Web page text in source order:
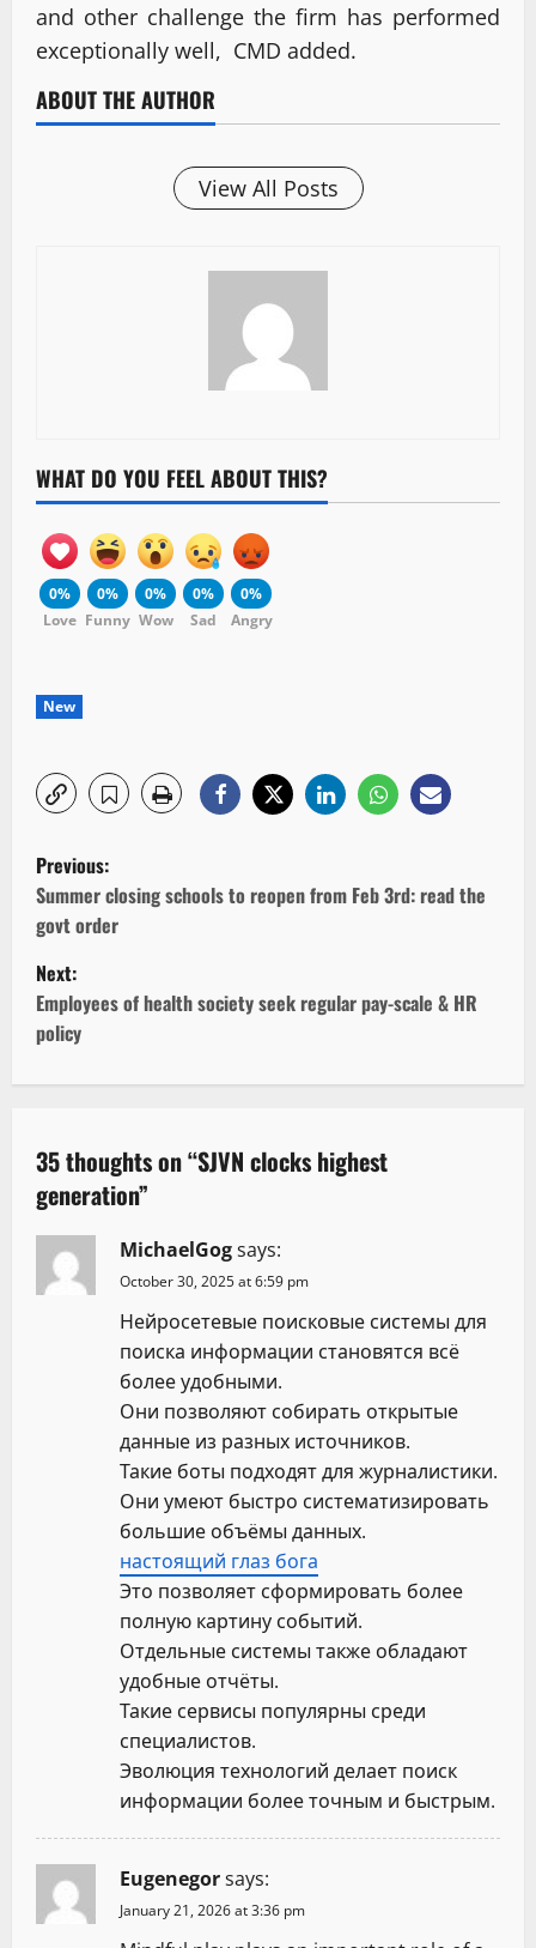
and other challenge the firm has performed
exceptionally well, CMD added.
ABOUT THE AUTHOR
View All Posts
WHAT DO YOU FEEL ABOUT THIS?
0%
Love
0%
Funny
0%
Wow
0%
Sad
0%
Angry
New
P
o
s
t
n
v
i
a
Previous:
Summer closing schools to reopen from Feb 3rd: read the
govt order
Next:
Employees of health society seek regular pay-scale & HR
policy
35 thoughts on “SJVN clocks highest
generation”
MichaelGogsays:
October 30, 2025 at 6:59 pm
Нейросетевые поисковые системы для
поиска информации становятся всё
более удобными.
Они позволяют собирать открытые
данные из разных источников.
Такие боты подходят для журналистики.
Они умеют быстро систематизировать
большие объёмы данных.
настоящий глаз бога
Это позволяет сформировать более
полную картину событий.
Отдельные системы также обладают
удобные отчёты.
Такие сервисы популярны среди
специалистов.
Эволюция технологий делает поиск
информации более точным и быстрым.
Eugenegorsays:
January 21, 2026 at 3:36 pm